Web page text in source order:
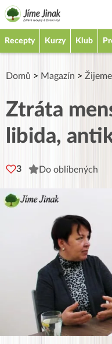
Recepty Kurzy Klub
Domů > Magazín >
Ztráta
libida,
3 Do oblíbených